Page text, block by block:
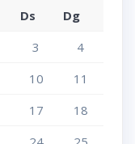
Ds
Dg
3
4
10
11
17
18